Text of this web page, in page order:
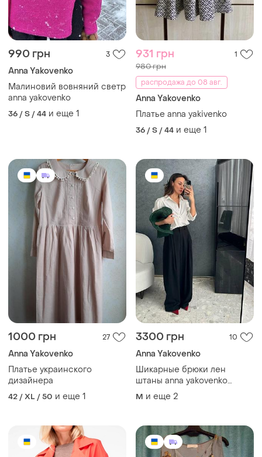
990 грн 3
Anna Yakovenko
Малиновий вовняний светр
anna yakovenko
36 / S / 44 и еще 1
931 грн 1
980 грн
распродажа до 08 авг.
Anna Yakovenko
Платье anna yakivenko
36 / S / 44 и еще 1
1000 грн 27
Anna Yakovenko
Платье украинского
дизайнера
42 / XL / 50 и еще 1
3300 грн 10
Anna Yakovenko
Шикарные брюки лен
штаны anna yakovenko
палаццо льняные льняные
льняные черные m-l легкие
M и еще 2